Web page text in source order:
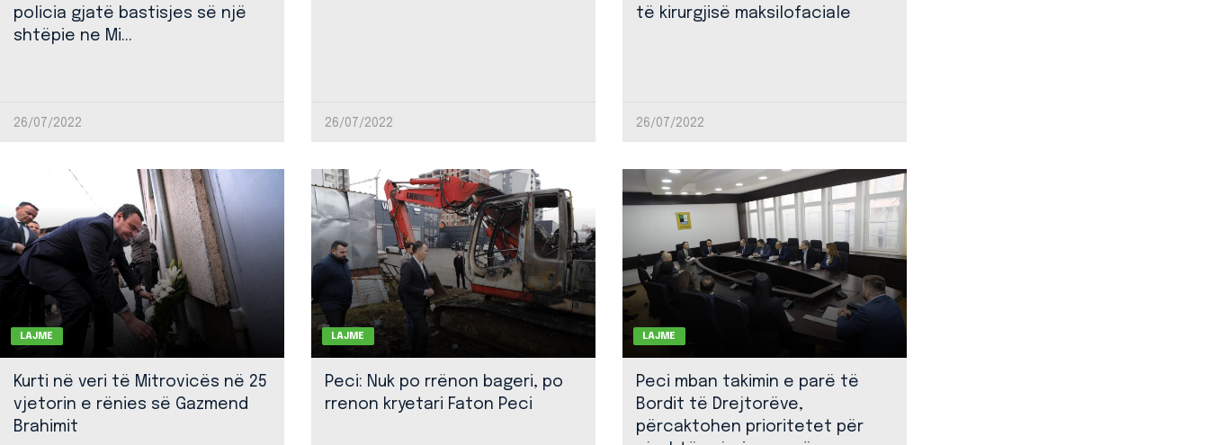
policia gjatë bastisjes së një
shtëpie ne Mi...
26/07/2022 26/07/2022
të kirurgjisë maksilofaciale
26/07/2022
LAJME
Kurti në veri të Mitrovicës në 25
vjetorin e rënies së Gazmend
Brahimit
LAJME
Peci: Nuk po rrënon bageri, po
rrenon kryetari Faton Peci
LAJME
Peci mban takimin e parë të
Bordit të Drejtorëve,
përcaktohen prioritetet për